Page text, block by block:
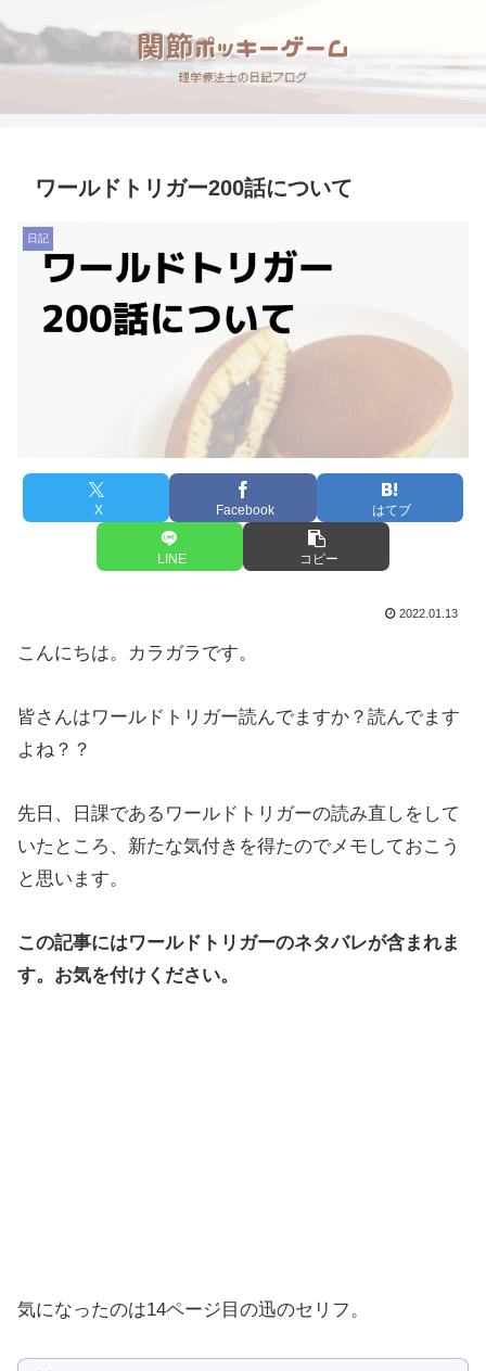
ワールドトリガー200話について
日記
X Facebook はてブ
LINE コピー
2022.01.13
こんにちは。カラガラです。
皆さんはワールドトリガー読んでますか？読んでます
よね？？
先日、日課であるワールドトリガーの読み直しをして
いたところ、新たな気付きを得たのでメモしておこう
と思います。
この記事にはワールドトリガーのネタバレが含まれま
す。お気を付けください。
気になったのは14ページ目の迅のセリフ。